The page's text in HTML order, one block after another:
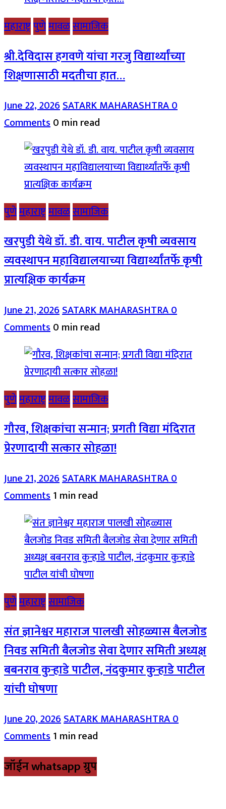
महाराष्ट्रपुणेमावळसामाजिक
श्री.देविदास हगवणे यांचा गरजु विद्यार्थ्यांच्या
शिक्षणासाठी मदतीचा हात…
June 22, 2026SATARK MAHARASHTRA0
Comments0 min read
पुणेमहाराष्ट्रमावळसामाजिक
खरपुडी येथे डॉ. डी. वाय. पाटील कृषी व्यवसाय
व्यवस्थापन महाविद्यालयाच्या विद्यार्थ्यांतर्फे कृषी
प्रात्यक्षिक कार्यक्रम
June 21, 2026SATARK MAHARASHTRA0
Comments0 min read
पुणेमहाराष्ट्रमावळसामाजिक
गौरव, शिक्षकांचा सन्मान; प्रगती विद्या मंदिरात
प्रेरणादायी सत्कार सोहळा!
June 21, 2026SATARK MAHARASHTRA0
Comments1 min read
पुणेमहाराष्ट्रसामाजिक
संत ज्ञानेश्वर महाराज पालखी सोहळ्यास बैलजोड
निवड समिती बैलजोड सेवा देणार समिती अध्यक्ष
बबनराव कुऱ्हाडे पाटील, नंदकुमार कुऱ्हाडे पाटील
यांची घोषणा
June 20, 2026SATARK MAHARASHTRA0
Comments1 min read
जॉईन whatsapp ग्रुप